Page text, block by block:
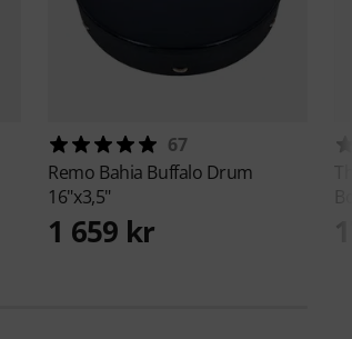
67
Remo Bahia Buffalo Drum
16"x3,5"
1 659 kr